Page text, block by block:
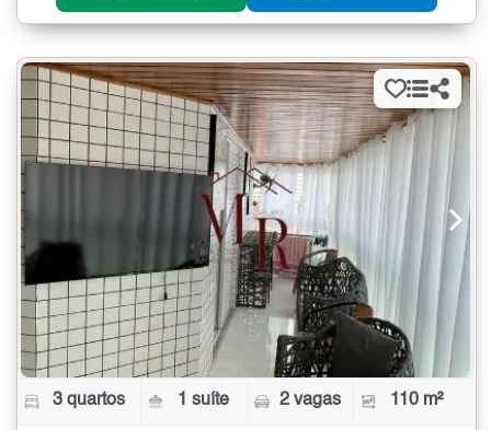
3 quartos 1 suíte 2 vagas 110 m²